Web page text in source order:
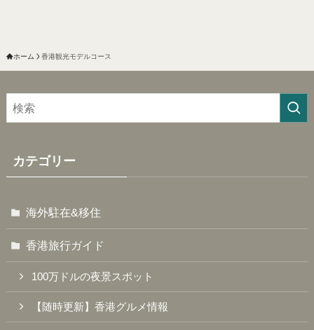
ホーム 香港観光モデルコース
カテゴリー
海外駐在&移住
香港旅行ガイド
100万ドルの夜景スポット
【随時更新】香港グルメ情報